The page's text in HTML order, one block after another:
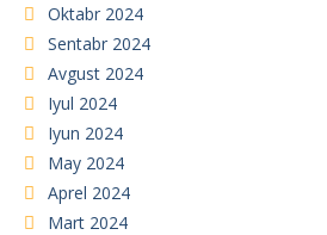
Oktabr 2024
Sentabr 2024
Avgust 2024
Iyul 2024
Iyun 2024
May 2024
Aprel 2024
Mart 2024